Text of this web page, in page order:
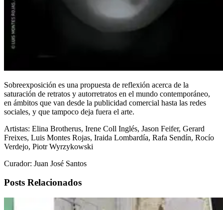
Sobreexposición es una propuesta de reflexión acerca de la
saturación de retratos y autorretratos en el mundo contemporáneo,
en ámbitos que van desde la publicidad comercial hasta las redes
sociales, y que tampoco deja fuera el arte.
Artistas: Elina Brotherus, Irene Coll Inglés, Jason Feifer, Gerard
Freixes, Luis Montes Rojas, Iraida Lombardía, Rafa Sendín, Rocío
Verdejo, Piotr Wyrzykowski
Curador: Juan José Santos
Posts Relacionados